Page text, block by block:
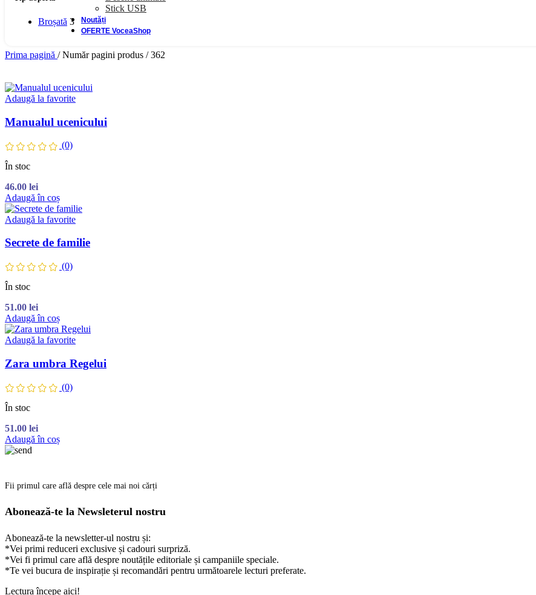
Stick USB
Noutăți
OFERTE VoceaShop
Broșată 3
Prima pagină / Număr pagini produs / 362
Adaugă la favorite
Manualul ucenicului
(0)
În stoc
46.00 lei
Adaugă în coș
Adaugă la favorite
Secrete de familie
(0)
În stoc
51.00 lei
Adaugă în coș
Adaugă la favorite
Zara umbra Regelui
(0)
În stoc
51.00 lei
Adaugă în coș
Fii primul care află despre cele mai noi cărți
Abonează-te la Newsleterul nostru
Abonează-te la newsletter-ul nostru și:
*Vei primi reduceri exclusive și cadouri surpriză.
*Vei fi primul care află despre noutățile editoriale și campaniile speciale.
*Te vei bucura de inspirație și recomandări pentru următoarele lecturi preferate.
Lectura începe aici!